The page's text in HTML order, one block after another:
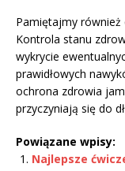
Pamiętajmy również
Kontrola stanu
wykrycie
prawidłowych
ochrona zdrowia
przyczyniają się do
Powiązane wpisy:
Najlepsze